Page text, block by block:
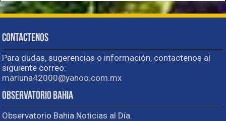
Contactenos
Para dudas, sugerencias o información, contactenos al
siguiente correo:
marluna42000@yahoo.com.mx
Observatorio Bahia
Observatorio Bahia Noticias al Día.